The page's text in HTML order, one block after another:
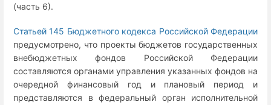
(часть 6).
Статьей 145 Бюджетного кодекса Российской Федерации
предусмотрено, что проекты бюджетов государственных
внебюджетных фондов Российской Федерации
составляются органами управления указанных фондов на
очередной финансовый год и плановый период и
представляются в федеральный орган исполнительной